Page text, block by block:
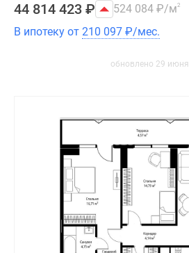
44 814 423 ₽ 524 084 ₽/м2
В ипотеку от 210 097 ₽/мес.
обновлено 29 июня